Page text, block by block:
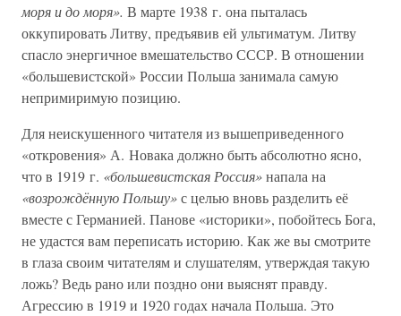
моря и до моря». В марте 1938 г. она пыталась
оккупировать Литву, предъявив ей ультиматум. Литву
спасло энергичное вмешательство СССР. В отношении
«большевистской» России Польша занимала самую
непримиримую позицию.
Для неискушенного читателя из вышеприведенного
«откровения» А. Новака должно быть абсолютно ясно,
что в 1919 г. «большевистская Россия»напала на
«возрождённую Польшу»с целью вновь разделить её
вместе с Германией. Панове «историки», побойтесь Бога,
не удастся вам переписать историю. Как же вы смотрите
в глаза своим читателям и слушателям, утверждая такую
ложь? Ведь рано или поздно они выяснят правду.
Агрессию в 1919 и 1920 годах начала Польша. Это